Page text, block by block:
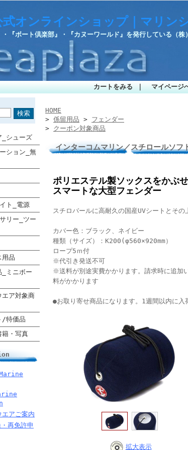
オンラインショップ｜マリ
『ボート倶楽部』・『カヌーワールド』を発行している（
カートをみる マイページ
_シューズ
ション_無
ト_電源
リー_ツー
用品
_ミニボー
エア対象商
/特価品
籍・写真
エアご案内
再免許申
HOME
> 係留用品 > フェンダー
> クーポン対象商品
インターコムマリン／スチロール
ポリエステル製ソックスをかぶ
スマートな大型フェンダー
スチロバールに高耐久の国産UVシートとそ
カバー色：ブラック、ネイビー
種類（サイズ）：K200(φ560×920mm）
ロープ5ｍ付
※代引き発送不可
※送料が別途実費かかります。請求時に追加
料がかかります
●お取り寄せ商品になります。1週間以内に入
拡大表示